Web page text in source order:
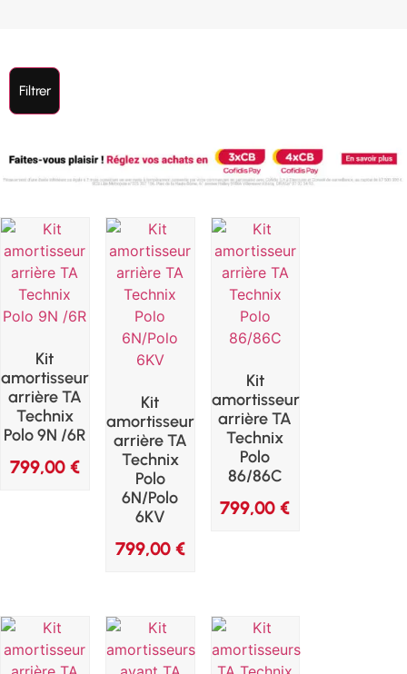
Filtrer
Kit
amortisseur
arrière TA
Technix
Polo 9N /6R
799,00 €
Kit
amortisseur
arrière TA
Technix
Polo
6N/Polo
6KV
799,00 €
Kit
amortisseur
arrière TA
Technix
Polo
86/86C
799,00€